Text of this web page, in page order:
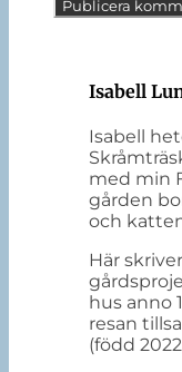
Isabell
Isabell
med min
gården
och
Här
hus anno
resan
(född